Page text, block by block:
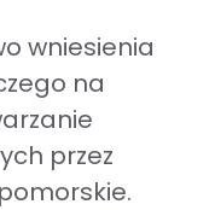
wniesienia
na
przez